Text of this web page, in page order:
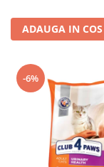
ADAUGA IN COS
-6%